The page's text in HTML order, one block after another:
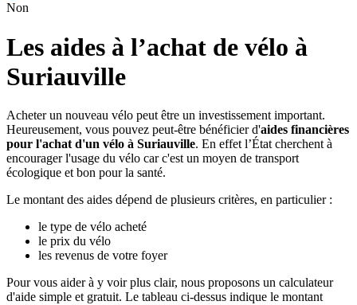
Non
Les aides à l’achat de vélo à
Suriauville
Acheter un nouveau vélo peut être un investissement important.
Heureusement, vous pouvez peut-être bénéficier d'aides financières
pour l'achat d'un vélo à Suriauville. En effet l’État cherchent à
encourager l'usage du vélo car c'est un moyen de transport
écologique et bon pour la santé.
Le montant des aides dépend de plusieurs critères, en particulier :
le type de vélo acheté
le prix du vélo
les revenus de votre foyer
Pour vous aider à y voir plus clair, nous proposons un calculateur
d'aide simple et gratuit. Le tableau ci-dessus indique le montant